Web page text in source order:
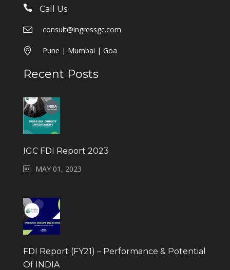
Call Us
consult@ingressgc.com
Pune | Mumbai | Goa
Recent Posts
IGC FDI Report 2023
MAY 01, 2023
FDI Report (FY21) – Performance & Potential
Of INDIA